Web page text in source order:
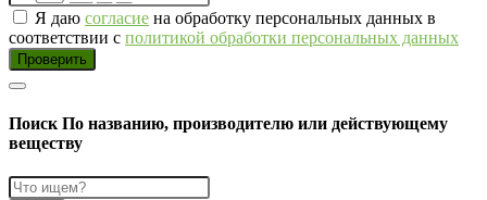
Я даю согласие на обработку персональных данных в
соответствии с политикой обработки персональных данных
Проверить
Поиск По названию, производителю или действующему
веществу